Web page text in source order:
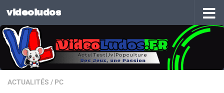
Skip to content
videoludos
ACTUALITÉS / PC